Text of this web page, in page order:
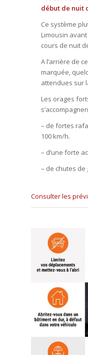
début de nuit
Ce système
Limousin
cours de nuit
A l’arrière de
marquée,
attendues sur
Les orages
– de fortes
100 km/h.
– d’une forte
– de chutes de
Consulter les